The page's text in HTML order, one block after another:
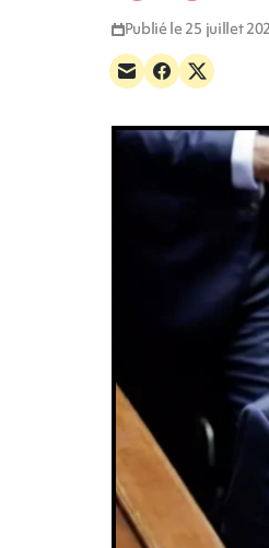
Publié le 25 juillet